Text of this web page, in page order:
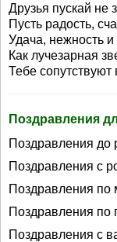
Друзья пускай не
Пусть радость,
Удача, нежность и
Как лучезарная
Тебе сопутствуют
Поздравления
Поздравления до
Поздравления с
Поздравления по
Поздравления по
Поздравления с